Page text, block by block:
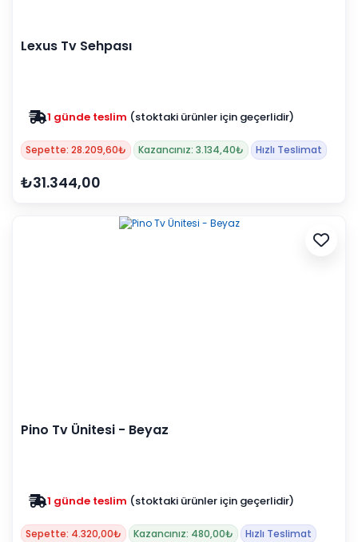
Lexus Tv Sehpası
Zam yok 2025 fiyatları devam ediyor
Sepette: 28.209,60₺ Kazancınız: 3.134,40₺ Hızlı Teslimat
₺31.344,00
Pino Tv Ünitesi - Beyaz
Zam yok 2025 fiyatları devam ediyor
Sepette: 4.320,00₺ Kazancınız: 480,00₺ Hızlı Teslimat